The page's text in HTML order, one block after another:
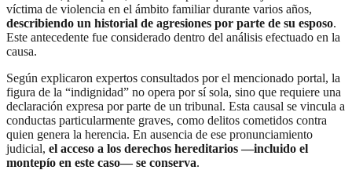
víctima de violencia en el ámbito familiar durante varios años,
describiendo un historial de agresiones por parte de su esposo.
Este antecedente fue considerado dentro del análisis efectuado en la
causa.
Según explicaron expertos consultados por el mencionado portal, la
figura de la “indignidad” no opera por sí sola, sino que requiere una
declaración expresa por parte de un tribunal. Esta causal se vincula a
conductas particularmente graves, como delitos cometidos contra
quien genera la herencia. En ausencia de ese pronunciamiento
judicial, el acceso a los derechos hereditarios —incluido el
montepío en este caso— se conserva.